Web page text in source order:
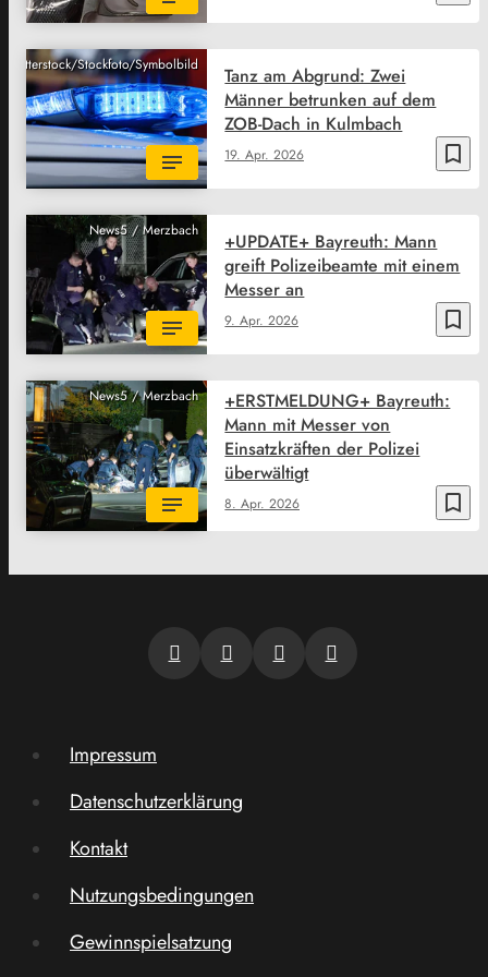
Shutterstock/Stockfoto/Symbolbild
bookmark_border
19. Apr. 2026
Tanz am Abgrund: Zwei
Männer betrunken auf dem
ZOB-Dach in Kulmbach
News5 / Merzbach
bookmark_border
9. Apr. 2026
+UPDATE+ Bayreuth: Mann
greift Polizeibeamte mit einem
Messer an
News5 / Merzbach
bookmark_border
8. Apr. 2026
+ERSTMELDUNG+ Bayreuth:
Mann mit Messer von
Einsatzkräften der Polizei
überwältigt
Impressum
Datenschutzerklärung
Kontakt
Nutzungsbedingungen
Gewinnspielsatzung